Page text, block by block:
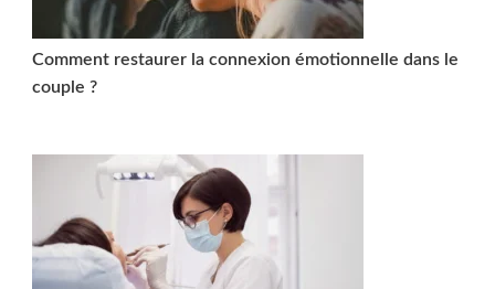
Comment restaurer la connexion émotionnelle dans le
couple ?